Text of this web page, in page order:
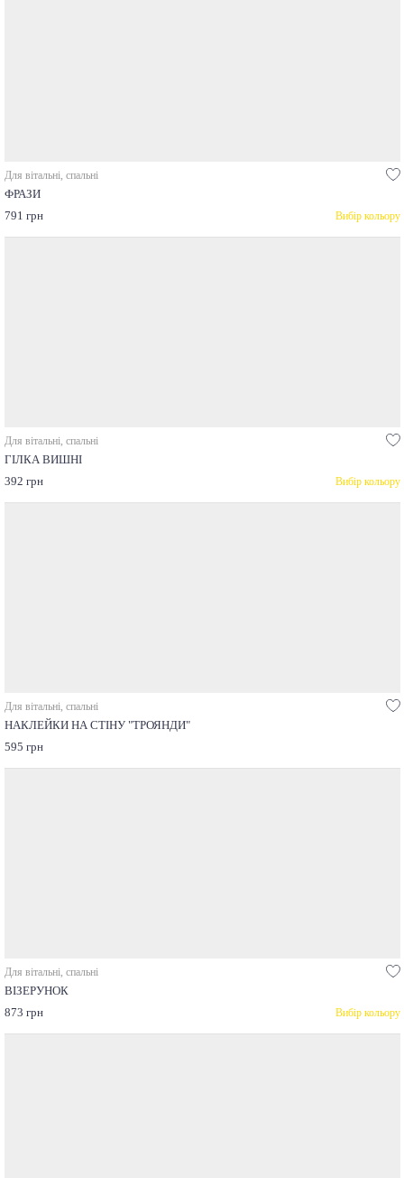
Для вітальні, спальні
ФРАЗИ
791 грн
Вибір кольору
Для вітальні, спальні
ГІЛКА ВИШНІ
392 грн
Вибір кольору
Для вітальні, спальні
НАКЛЕЙКИ НА СТІНУ "ТРОЯНДИ"
595 грн
Для вітальні, спальні
ВІЗЕРУНОК
873 грн
Вибір кольору